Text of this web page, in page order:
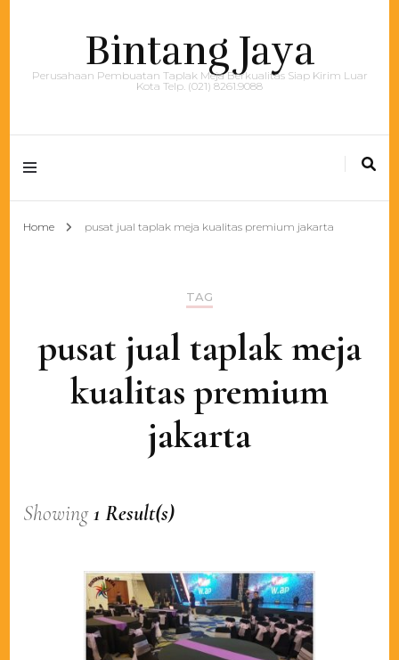
Bintang Jaya
Perusahaan Pembuatan Taplak Meja Berkualitas Siap Kirim Luar
Kota Telp. (021) 8261.9088
Home pusat jual taplak meja kualitas premium jakarta
TAG
pusat jual taplak meja
kualitas premium
jakarta
Showing1 Result(s)